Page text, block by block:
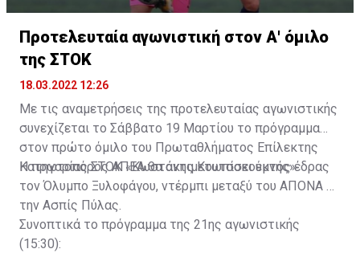
Προτελευταία αγωνιστική στον Α' όμιλο
της ΣΤΟΚ
18.03.2022 12:26
Με τις αναμετρήσεις της προτελευταίας αγωνιστικής
συνεχίζεται το Σάββατο 19 Μαρτίου το πρόγραμμα
στον πρώτο όμιλο του Πρωταθλήματος Επίλεκτης
Κατηγορίας ΣΤΟΚ «Κωστάκης Κουτσοκούμνης».
Η πρωτοπόρος ΑΠΕΑ θα αντιμετωπίσει εκτός έδρας
τον Όλυμπο Ξυλοφάγου, ντέρμπι μεταξύ του ΑΠΟΝΑ με
την Ασπίς Πύλας.
Συνοπτικά το πρόγραμμα της 21ης αγωνιστικής
(15:30):